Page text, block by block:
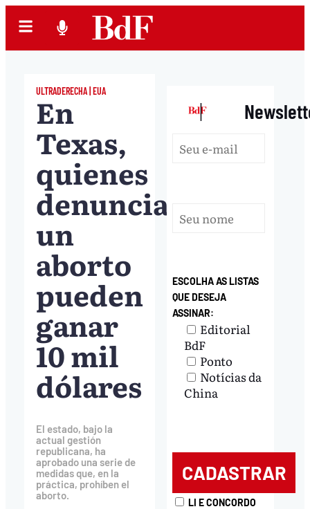
ULTRADERECHA | EUA
En
Texas,
quienes
denuncian
un
aborto
pueden
ganar
10 mil
dólares
El estado, bajo la
actual gestión
republicana, ha
aprobado una serie de
medidas que, en la
práctica, prohíben el
aborto.
|
ESCOLHA AS LISTAS
QUE DESEJA
ASSINAR:
Editorial
BdF
Ponto
Notícias da
China
LI E CONCORDO